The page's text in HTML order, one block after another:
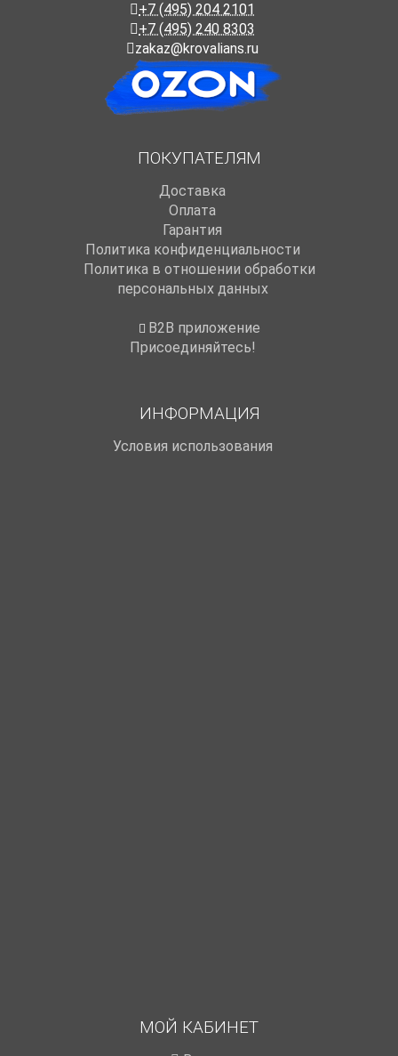
+7 (495) 204 2101
+7 (495) 240 8303
zakaz@krovalians.ru
ПОКУПАТЕЛЯМ
Доставка
Оплата
Гарантия
Политика конфиденциальности
Политика в отношении обработки
персональных данных
B2B приложение
Присоединяйтесь!
ИНФОРМАЦИЯ
Условия использования
МОЙ КАБИНЕТ